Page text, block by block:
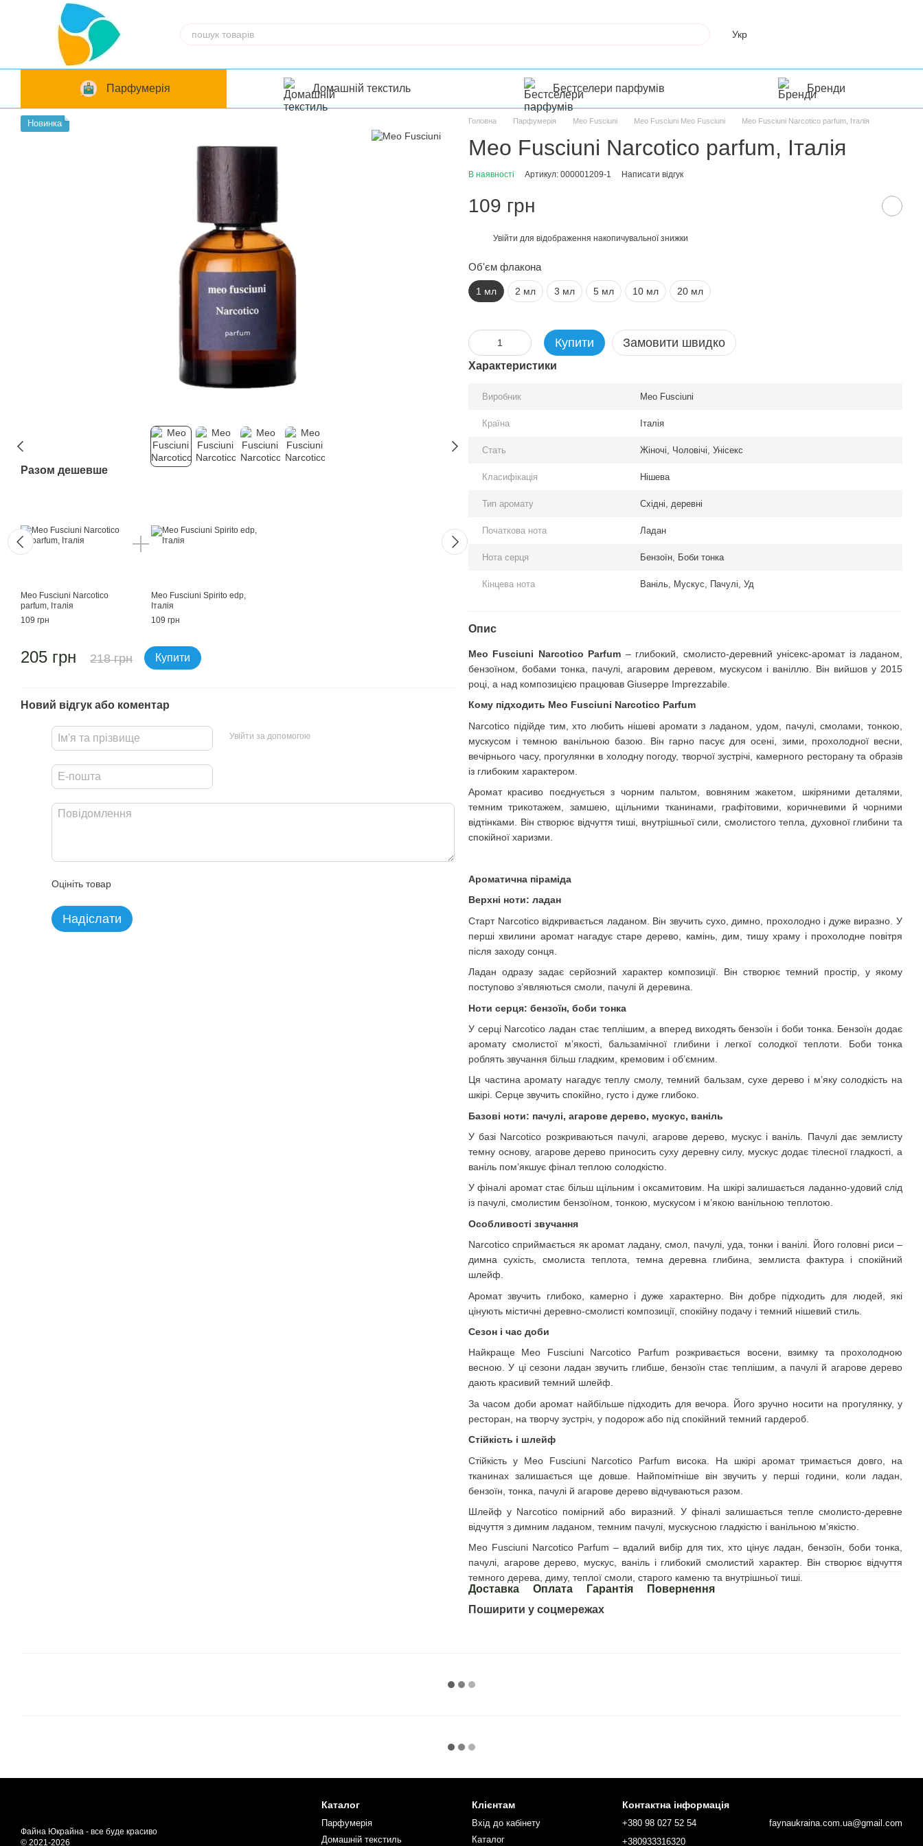
Перейти до основного контенту
Укр
Парфумерія Домашній текстиль Бестселери парфумів Бренди
Новинка
Разом дешевше
Meo Fusciuni Narcotico
parfum, Італія
109 грн
Meo Fusciuni Spirito edp,
Італія
109 грн
205 грн 218 грн Купити 314 грн 334 грн Купити
Новий відгук або коментар
Увійти за допомогою
Оцініть товар
Надіслати
Головна Парфумерія Meo Fusciuni Meo Fusciuni Meo Fusciuni Meo Fusciuni Narcotico parfum, Італія
Meo Fusciuni Narcotico parfum, Італія
В наявності Артикул: 000001209-1 Написати відгук
109 грн
Увійти для відображення накопичувальної знижки
Об'єм флакона
1 мл 2 мл 3 мл 5 мл 10 мл 20 мл
Купити Замовити швидко
Характеристики
Виробник Meo Fusciuni
Країна Італія
Стать Жіночі, Чоловічі, Унісекс
Класифікація Нішева
Тип аромату Східні, деревні
Початкова нота Ладан
Нота серця Бензоїн, Боби тонка
Кінцева нота Ваніль, Мускус, Пачулі, Уд
Опис
Meo Fusciuni Narcotico Parfum – глибокий, смолисто-деревний унісекс-аромат із ладаном,
бензоїном, бобами тонка, пачулі, агаровим деревом, мускусом і ваніллю. Він вийшов у 2015
році, а над композицією працював Giuseppe Imprezzabile.
Кому підходить Meo Fusciuni Narcotico Parfum
Narcotico підійде тим, хто любить нішеві аромати з ладаном, удом, пачулі, смолами, тонкою,
мускусом і темною ванільною базою. Він гарно пасує для осені, зими, прохолодної весни,
вечірнього часу, прогулянки в холодну погоду, творчої зустрічі, камерного ресторану та образів
із глибоким характером.
Аромат красиво поєднується з чорним пальтом, вовняним жакетом, шкіряними деталями,
темним трикотажем, замшею, щільними тканинами, графітовими, коричневими й чорними
відтінками. Він створює відчуття тиші, внутрішньої сили, смолистого тепла, духовної глибини та
спокійної харизми.
Ароматична піраміда
Верхні ноти: ладан
Старт Narcotico відкривається ладаном. Він звучить сухо, димно, прохолодно і дуже виразно. У
перші хвилини аромат нагадує старе дерево, камінь, дим, тишу храму і прохолодне повітря
після заходу сонця.
Ладан одразу задає серйозний характер композиції. Він створює темний простір, у якому
поступово з’являються смоли, пачулі й деревина.
Ноти серця: бензоїн, боби тонка
У серці Narcotico ладан стає теплішим, а вперед виходять бензоїн і боби тонка. Бензоїн додає
аромату смолистої м’якості, бальзамічної глибини і легкої солодкої теплоти. Боби тонка
роблять звучання більш гладким, кремовим і об’ємним.
Ця частина аромату нагадує теплу смолу, темний бальзам, сухе дерево і м’яку солодкість на
шкірі. Серце звучить спокійно, густо і дуже глибоко.
Базові ноти: пачулі, агарове дерево, мускус, ваніль
У базі Narcotico розкриваються пачулі, агарове дерево, мускус і ваніль. Пачулі дає землисту
темну основу, агарове дерево приносить суху деревну силу, мускус додає тілесної гладкості, а
ваніль пом’якшує фінал теплою солодкістю.
У фіналі аромат стає більш щільним і оксамитовим. На шкірі залишається ладанно-удовий слід
із пачулі, смолистим бензоїном, тонкою, мускусом і м’якою ванільною теплотою.
Особливості звучання
Narcotico сприймається як аромат ладану, смол, пачулі, уда, тонки і ванілі. Його головні риси –
димна сухість, смолиста теплота, темна деревна глибина, землиста фактура і спокійний
шлейф.
Аромат звучить глибоко, камерно і дуже характерно. Він добре підходить для людей, які
цінують містичні деревно-смолисті композиції, спокійну подачу і темний нішевий стиль.
Сезон і час доби
Найкраще Meo Fusciuni Narcotico Parfum розкривається восени, взимку та прохолодною
весною. У ці сезони ладан звучить глибше, бензоїн стає теплішим, а пачулі й агарове дерево
дають красивий темний шлейф.
За часом доби аромат найбільше підходить для вечора. Його зручно носити на прогулянку, у
ресторан, на творчу зустріч, у подорож або під спокійний темний гардероб.
Стійкість і шлейф
Стійкість у Meo Fusciuni Narcotico Parfum висока. На шкірі аромат тримається довго, на
тканинах залишається ще довше. Найпомітніше він звучить у перші години, коли ладан,
бензоїн, тонка, пачулі й агарове дерево відчуваються разом.
Шлейф у Narcotico помірний або виразний. У фіналі залишається тепле смолисто-деревне
відчуття з димним ладаном, темним пачулі, мускусною гладкістю і ванільною м’якістю.
Meo Fusciuni Narcotico Parfum – вдалий вибір для тих, хто цінує ладан, бензоїн, боби тонка,
пачулі, агарове дерево, мускус, ваніль і глибокий смолистий характер. Він створює відчуття
темного дерева, диму, теплої смоли, старого каменю та внутрішньої тиші.
Доставка Оплата Гарантія
Повернення
Поширити у соцмережах
Файна Юкрайна - все буде красиво
© 2021-2026
Каталог
Парфумерія
Домашній текстиль
Клієнтам
Вхід до кабінету
Каталог
Контактна інформація
+380 98 027 52 54
+380933316320
faynaukraina.com.ua@gmail.com